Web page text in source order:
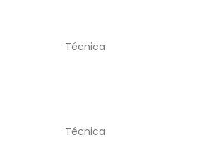
Técnica
Técnica